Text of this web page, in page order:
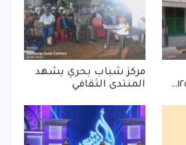
مركز شباب بحري يشهد
المنتدى الثقافي